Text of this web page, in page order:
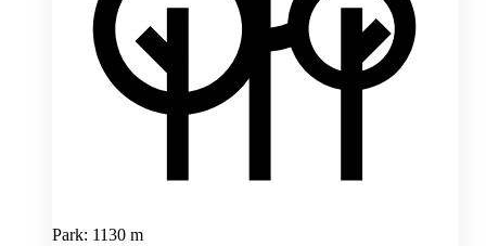
Park: 1130 m